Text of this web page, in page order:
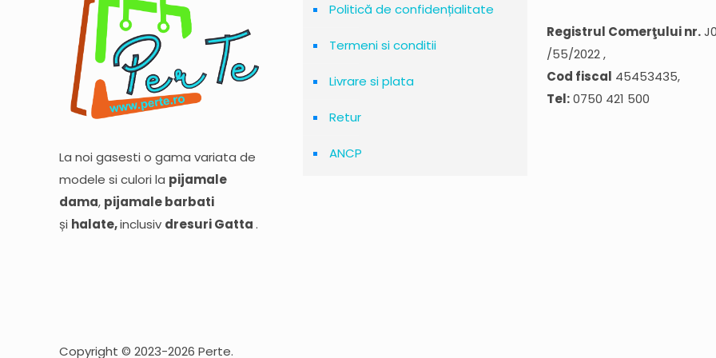
La noi gasesti o gama variata de
modele si culori la pijamale
dama, pijamale barbati
și halate,inclusiv dresuri Gatta.
Politică de confidențialitate
Termeni si conditii
Livrare si plata
Retur
ANCP
Registrul Comerţului nr.
/55/2022 ,
Cod fiscal 45453435,
Tel:0750 421 500
Copyright © 2023-2026 Perte.